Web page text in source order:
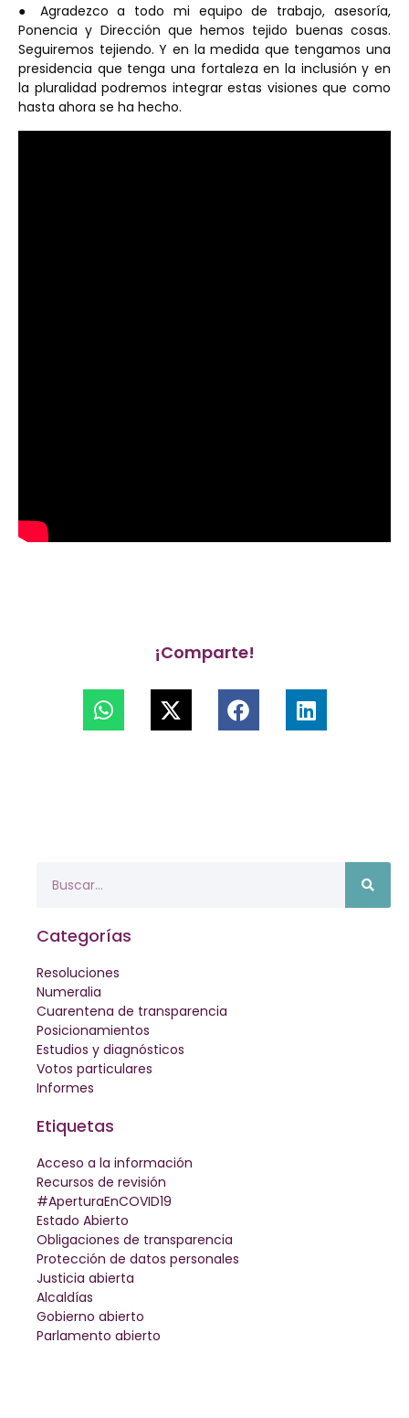
● Agradezco a todo mi equipo de trabajo, asesoría,
Ponencia y Dirección que hemos tejido buenas cosas.
Seguiremos tejiendo. Y en la medida que tengamos una
presidencia que tenga una fortaleza en la inclusión y en
la pluralidad podremos integrar estas visiones que como
hasta ahora se ha hecho.
¡Comparte!
Categorías
Resoluciones
Numeralia
Cuarentena de transparencia
Posicionamientos
Estudios y diagnósticos
Votos particulares
Informes
Etiquetas
Acceso a la información
Recursos de revisión
#AperturaEnCOVID19
Estado Abierto
Obligaciones de transparencia
Protección de datos personales
Justicia abierta
Alcaldías
Gobierno abierto
Parlamento abierto